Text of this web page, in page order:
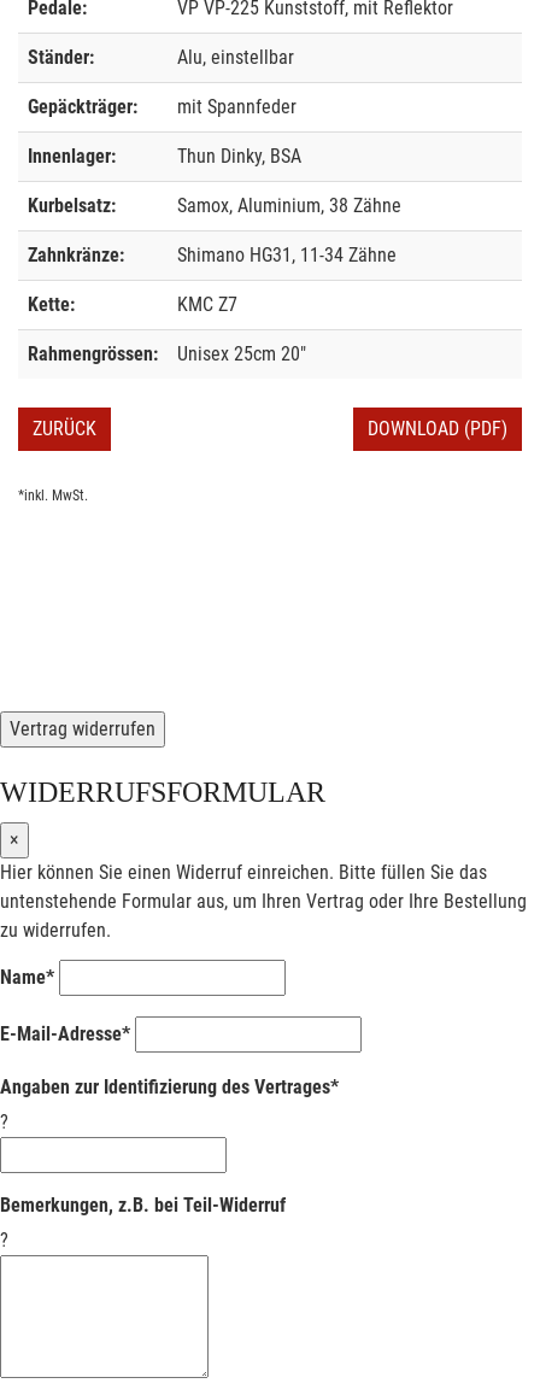
Pedale: VP VP-225 Kunststoff, mit Reflektor
Ständer: Alu, einstellbar
Gepäckträger: mit Spannfeder
Innenlager: Thun Dinky, BSA
Kurbelsatz: Samox, Aluminium, 38 Zähne
Zahnkränze: Shimano HG31, 11-34 Zähne
Kette: KMC Z7
Rahmengrössen: Unisex 25cm 20"
ZURÜCK DOWNLOAD (PDF)
*inkl. MwSt.
Vertrag widerrufen
WIDERRUFSFORMULAR
×
Hier können Sie einen Widerruf einreichen. Bitte füllen Sie das
untenstehende Formular aus, um Ihren Vertrag oder Ihre Bestellung
zu widerrufen.
Name*
E-Mail-Adresse*
Angaben zur Identifizierung des Vertrages*
?
Bemerkungen, z.B. bei Teil-Widerruf
?